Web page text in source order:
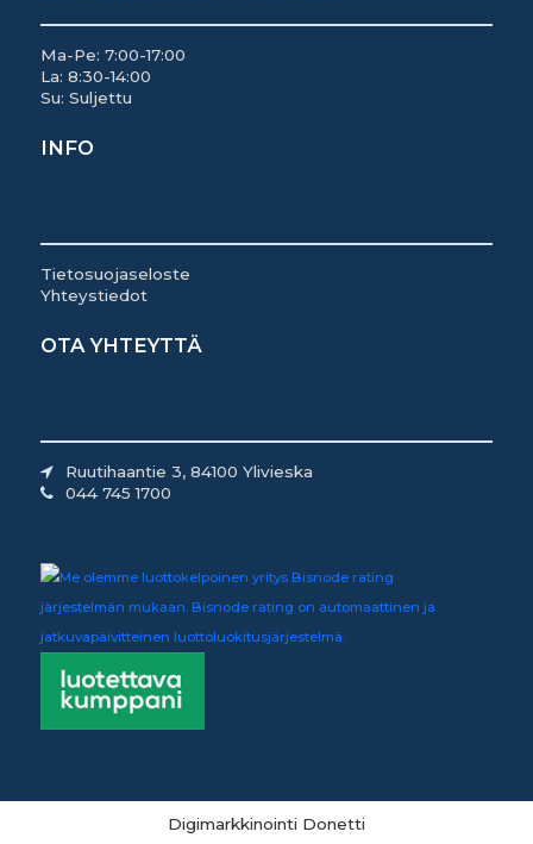
Ma-Pe: 7:00-17:00
La: 8:30-14:00
Su: Suljettu
INFO
Tietosuojaseloste
Yhteystiedot
OTA YHTEYTTÄ
Ruutihaantie 3, 84100 Ylivieska
044 745 1700
Digimarkkinointi Donetti